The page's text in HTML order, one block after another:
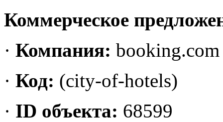
Коммерческое
· Компания: booking.com
· Код: (city-of-hotels)
· ID объекта: 68599